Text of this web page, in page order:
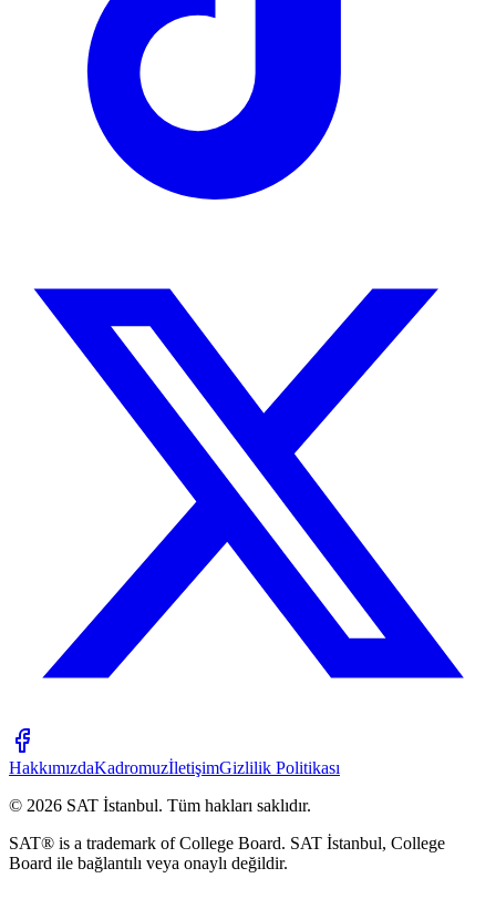
HakkımızdaKadromuzİletişimGizlilik Politikası
© 2026 SAT İstanbul. Tüm hakları saklıdır.
SAT® is a trademark of College Board. SAT İstanbul, College
Board ile bağlantılı veya onaylı değildir.